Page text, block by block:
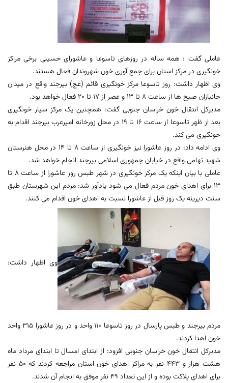
عاملی گفت : همه ساله در روزهای تاسوعا و عاشورای حسینی برخی مراکز
خونگیری در مرکز استان برای جمع آوری خون شهروندان فعال هستند.
وی اظهار داشت: روز تاسوعا مرکز خونگیری قائم (عج) بیرجند واقع در میدان
جانبازان صبح ها از ساعت 8 تا 13 و عصر از 17 تا 20 فعال خواهد بود.
مدیرکل انتقال خون خراسان جنوبی گفت: همچنین یک مرکز سیار خونگیری
بعد از ظهر تاسوعا از ساعت 16 تا 19 در محل زورخانه امیرعرب بیرجند اقدام به
خونگیری می کند.
وی ادامه داد: در روز عاشورا نیز خونگیری از ساعت 8 تا 14 در محل هنرستان
شهید تهامی واقع در خیابان جمهوری اسلامی بیرجند انجام خواهد شد.
عاملی با بیان اینکه یک مرکز خونگیری در شهر طبس روز عاشورا از ساعت 8 تا
13 برای اهدای خون مردم فعال می شود یادآور شد: مردم این شهرستان طبق
سنت دیرینه یک روز قبل از عاشورا نسبت به اهدای خون اقدام می کنند.
وی اظهار داشت:
مردم بیرجند و طبس پارسال در روز تاسوعا 110 واحد و در روز عاشورا 315 واحد
خون اهدا کردند.
مدیرکل انتقال خون خراسان جنوبی افزود: از ابتدای امسال تا ابتدای مرداد ماه
هشت هزار و 443 نفر به مراکز اهدای خون استان مراجعه کردند که 50 نفر
برای اهدای پلاکت بوده و از این تعداد 49 نفر موفق به انجام آن شدند.